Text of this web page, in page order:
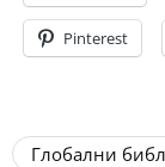
Pinterest
Глобални